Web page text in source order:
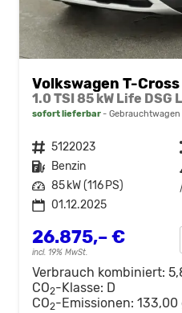
Volkswagen T-Cross
sofort lieferbar Gebrauchtwagen
Fahrzeugnr. 5122023
Kraftstoff Benzin
Leistung 85 kW (116 PS)
01.12.2025
26.875,– €
incl. 19% MwSt.
Verbrauch kombiniert:
CO2-Klasse: D
CO2-Emissionen: